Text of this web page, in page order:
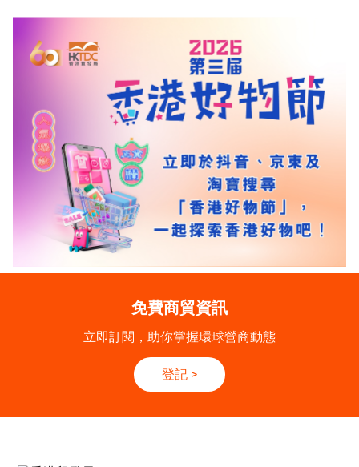
免費商貿資訊
立即訂閱，助你掌握環球營商動態
登記 >